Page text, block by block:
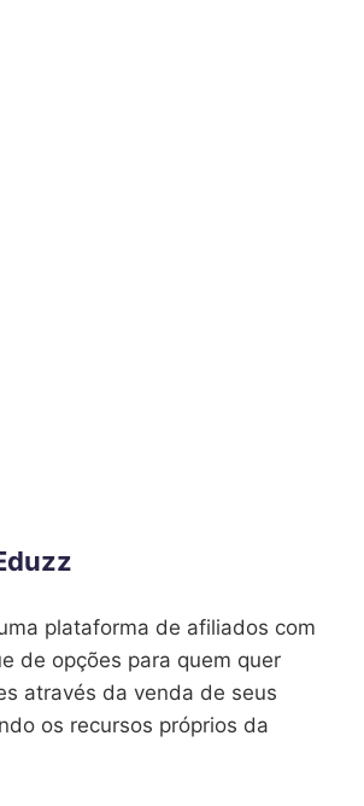
plataforma de afiliados com
de opções para quem quer
através da venda de seus
os recursos próprios da